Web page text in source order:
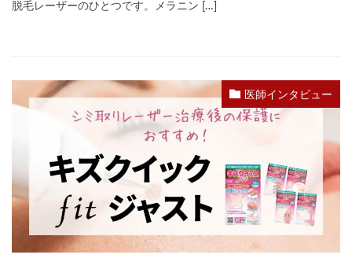
脱毛レーザーのひとつです。メラニン […]
医師インタビュー